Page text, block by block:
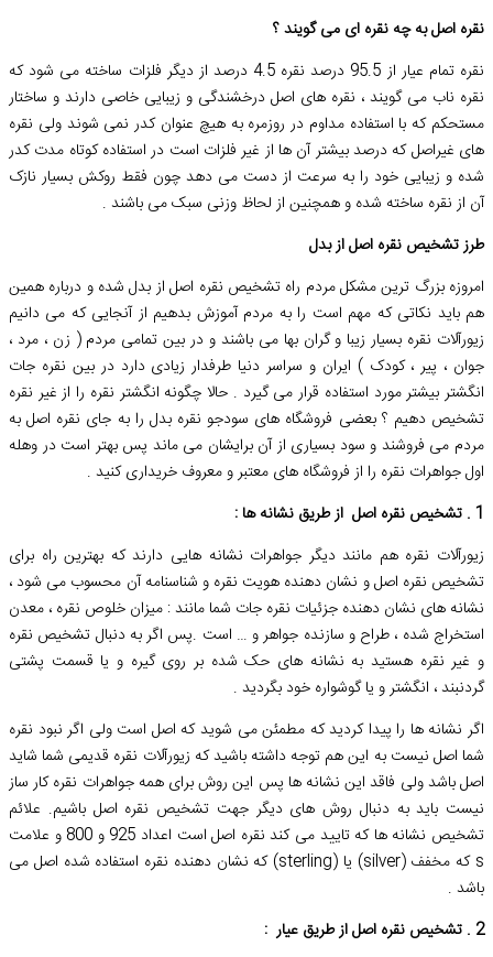
نقره اصل به چه نقره ای می گویند ؟
نقره تمام عیار از 95.5 درصد نقره 4.5 درصد از دیگر فلزات ساخته می شود که
نقره ناب می گویند ، نقره های اصل درخشندگی و زیبایی خاصی دارند و ساختار
مستحکم که با استفاده مداوم در روزمره به هیچ عنوان کدر نمی شوند ولی نقره
های غیراصل که درصد بیشتر آن ها از غیر فلزات است در استفاده کوتاه مدت کدر
شده و زیبایی خود را به سرعت از دست می دهد چون فقط روکش بسیار نازک
آن از نقره ساخته شده و همچنین از لحاظ وزنی سبک می باشند .
طرز تشخیص نقره اصل از بدل
امروزه بزرگ ترین مشکل مردم راه تشخیص نقره اصل از بدل شده و درباره همین
هم باید نکاتی که مهم است را به مردم آموزش بدهیم از آنجایی که می دانیم
زیورآلات نقره بسیار زیبا و گران بها می باشند و در بین تمامی مردم ( زن ، مرد ،
جوان ، پیر ، کودک ) ایران و سراسر دنیا طرفدار زیادی دارد در بین نقره جات
انگشتر بیشتر مورد استفاده قرار می گیرد . حالا چگونه انگشتر نقره را از غیر نقره
تشخیص دهیم ؟ بعضی فروشگاه های سودجو نقره بدل را به جای نقره اصل به
مردم می فروشند و سود بسیاری از آن برایشان می ماند پس بهتر است در وهله
اول جواهرات نقره را از فروشگاه های معتبر و معروف خریداری کنید .
1 . تشخیص نقره اصل از طریق نشانه ها :
زیورآلات نقره هم مانند دیگر جواهرات نشانه هایی دارند که بهترین راه برای
تشخیص نقره اصل و نشان دهنده هویت نقره و شناسنامه آن محسوب می شود ،
نشانه های نشان دهنده جزئیات نقره جات شما مانند : میزان خلوص نقره ، معدن
استخراج شده ، طراح و سازنده جواهر و … است .پس اگر به دنبال تشخیص نقره
و غیر نقره هستید به نشانه های حک شده بر روی گیره و یا قسمت پشتی
گردنبند ، انگشتر و یا گوشواره خود بگردید .
اگر نشانه ها را پیدا کردید که مطمئن می شوید که اصل است ولی اگر نبود نقره
شما اصل نیست به این هم توجه داشته باشید که زیورآلات نقره قدیمی شما شاید
اصل باشد ولی فاقد این نشانه ها پس این روش برای همه جواهرات نقره کار ساز
نیست باید به دنبال روش های دیگر جهت تشخیص نقره اصل باشیم. علائم
تشخیص نشانه ها که تایید می کند نقره اصل است اعداد 925 و 800 و علامت
s که مخفف (silver) یا (sterling) که نشان دهنده نقره استفاده شده اصل می
باشد .
2 . تشخیص نقره اصل از طریق عیار :